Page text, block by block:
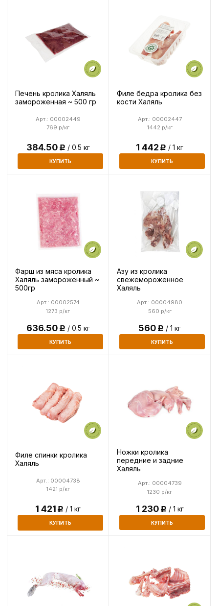
Печень кролика Халяль
замороженная ~ 500 гр
769 р/кг
Арт.: 00002449
384.50Р / 0.5 кг
КУПИТЬ
Филе бедра кролика без
кости Халяль
1442 р/кг
Арт.: 00002447
1 442Р / 1 кг
КУПИТЬ
Фарш из мяса кролика
Халяль замороженный ~
500гр
1273 р/кг
Арт.: 00002574
636.50Р / 0.5 кг
КУПИТЬ
Азу из кролика
свежемороженное
Халяль
560 р/кг
Арт.: 00004980
560Р / 1 кг
КУПИТЬ
Филе спинки кролика
Халяль
1421 р/кг
Арт.: 00004738
1 421Р / 1 кг
КУПИТЬ
Ножки кролика
передние и задние
Халяль
1230 р/кг
Арт.: 00004739
1 230Р / 1 кг
КУПИТЬ